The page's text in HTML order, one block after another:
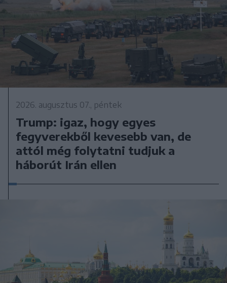
2026. augusztus 07., péntek
Trump: igaz, hogy egyes
fegyverekből kevesebb van, de
attól még folytatni tudjuk a
háborút Irán ellen